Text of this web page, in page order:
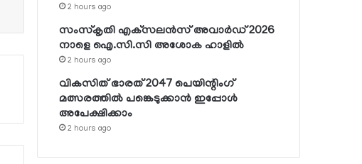
2 hours ago
സംസ്‌കൃതി എക്‌സലന്‍സ് അവാര്‍ഡ് 2026
നാളെ ഐ.സി.സി അശോക ഹാളില്‍
2 hours ago
വികസിത് ഭാരത് 2047 പെയിന്റിംഗ്
മത്സരത്തില്‍ പങ്കെടുക്കാന്‍ ഇപ്പോള്‍
അപേക്ഷിക്കാം
2 hours ago